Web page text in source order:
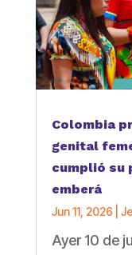
Colombia
genital
cumplió su
emberá
Jun 11, 2026
Ayer 10 de